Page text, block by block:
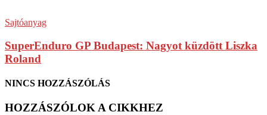
Sajtóanyag
SuperEnduro GP Budapest: Nagyot küzdött Liszka
Roland
NINCS HOZZÁSZÓLÁS
HOZZÁSZÓLOK A CIKKHEZ